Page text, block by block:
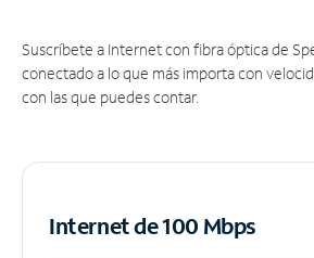
Suscríbete a Internet con fibra óptica de
conectado a lo que más importa con
con las que puedes contar.
Internet de 100 Mbps